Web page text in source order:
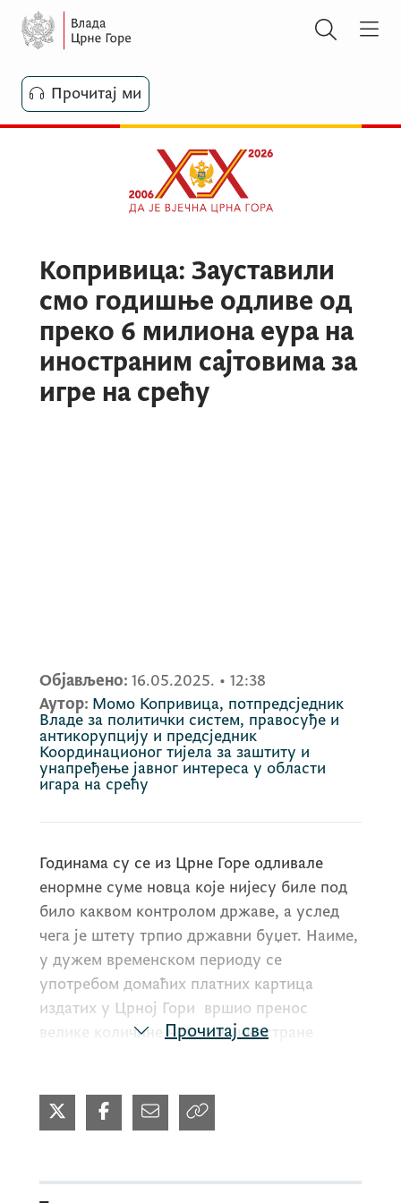
Прочитај ми
Копривица: Зауставили
смо годишње одливе од
преко 6 милиона еура на
иностраним сајтовима за
игре на срећу
Објављено: 16.05.2025. • 12:38
Аутор: Момо Копривица, потпредсједник
Владе за политички систем, правосуђе и
антикорупцију и предсједник
Координационог тијела за заштиту и
унапређење јавног интереса у области
игара на срећу
Годинама су се из Црне Горе одливале
енормне суме новца које нијесу биле под
било каквом контролом државе, а услед
чега је штету трпио државни буџет. Наиме,
у дужем временском периоду се
употребом домаћих платних картица
издатих у Црној Гори вршио пренос
велике количине новца на иностране
којима је додијељен трговачки
категоризациони код који се односи на
Прочитај све